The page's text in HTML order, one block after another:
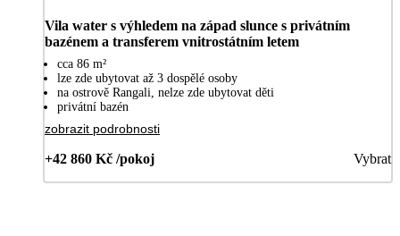
Vila water s výhledem na západ slunce s privátním
bazénem a transferem vnitrostátním letem
cca 86 m²
lze zde ubytovat až 3 dospělé osoby
na ostrově Rangali, nelze zde ubytovat děti
privátní bazén
zobrazit podrobnosti
+42 860 Kč /pokoj Vybrat